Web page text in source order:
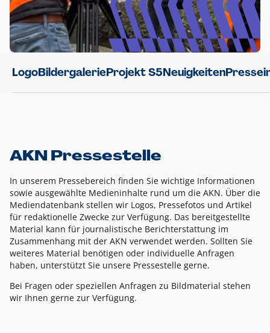
LogoBildergalerieProjekt S5Neuigkeiten
AKN Pressestelle
In unserem Pressebereich finden Sie wichtige Informationen
sowie ausgewählte Medieninhalte rund um die AKN. Über die
Mediendatenbank stellen wir Logos, Pressefotos und Artikel
für redaktionelle Zwecke zur Verfügung. Das bereitgestellte
Material kann für journalistische Berichterstattung im
Zusammenhang mit der AKN verwendet werden. Sollten Sie
weiteres Material benötigen oder individuelle Anfragen
haben, unterstützt Sie unsere Pressestelle gerne.
Bei Fragen oder speziellen Anfragen zu Bildmaterial stehen
wir Ihnen gerne zur Verfügung.